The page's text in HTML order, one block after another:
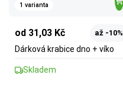
1 varianta
od 31,03 Kč až -10%
Dárková krabice dno + víko
Skladem